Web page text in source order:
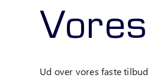
Ud over vores faste